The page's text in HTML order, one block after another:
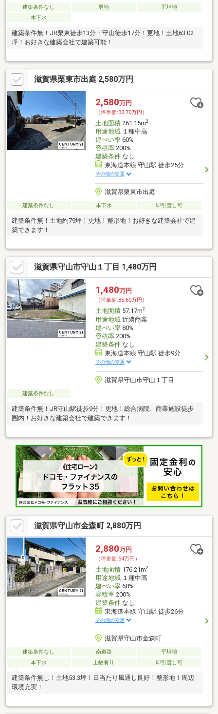
建築条件なし 更地
平坦地
本下水
建築条件無！JR栗東徒歩13分・守山徒歩17分！更地！土地63.02
坪！お好きな建築会社で建築可能！
滋賀県栗東市出庭 2,580万円
2,580万円
（坪単価:32.70万円）
土地面積261.15m2
用途地域１種中高
建ぺい率60%
容積率200%
建築条件なし
東海道本線 守山駅 徒歩25分
その他の交通
滋賀県栗東市出庭
建築条件なし 本下水 即引渡し可
建築条件無！土地約79坪！更地！整形地！お好きな建築会社で建
築できます！
滋賀県守山市守山１丁目 1,480万円
1,480万円
（坪単価:85.60万円）
土地面積57.17m2
用途地域近隣商業
建ぺい率80%
容積率200%
建築条件なし
東海道本線 守山駅 徒歩9分
その他の交通
滋賀県守山市守山１丁目
建築条件なし
建築条件無！JR守山駅徒歩9分！更地！総合病院、商業施設徒歩
圏内！お好きな建築会社で建築できます！
滋賀県守山市金森町 2,880万円
2,880万円
（坪単価:54万円）
土地面積176.21m2
用途地域１種中高
建ぺい率60%
容積率200%
建築条件なし
東海道本線 守山駅 徒歩26分
その他の交通
滋賀県守山市金森町
建築条件なし 南道路
平坦地
本下水
上物有り 即引渡し可
建築条件無し！土地53.3坪！日当たり風通し良好！整形地！周辺
環境充実！